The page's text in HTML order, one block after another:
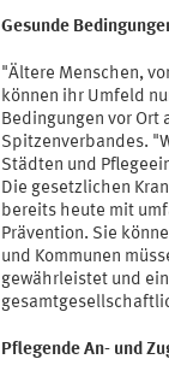
Gesunde
"Ältere Menschen,
können ihr Umfeld
Bedingungen vor Ort
Spitzenverbandes.
Städten und
Die gesetzlichen
bereits heute mit
Prävention. Sie
und Kommunen
gewährleistet und
Pflegende An- und